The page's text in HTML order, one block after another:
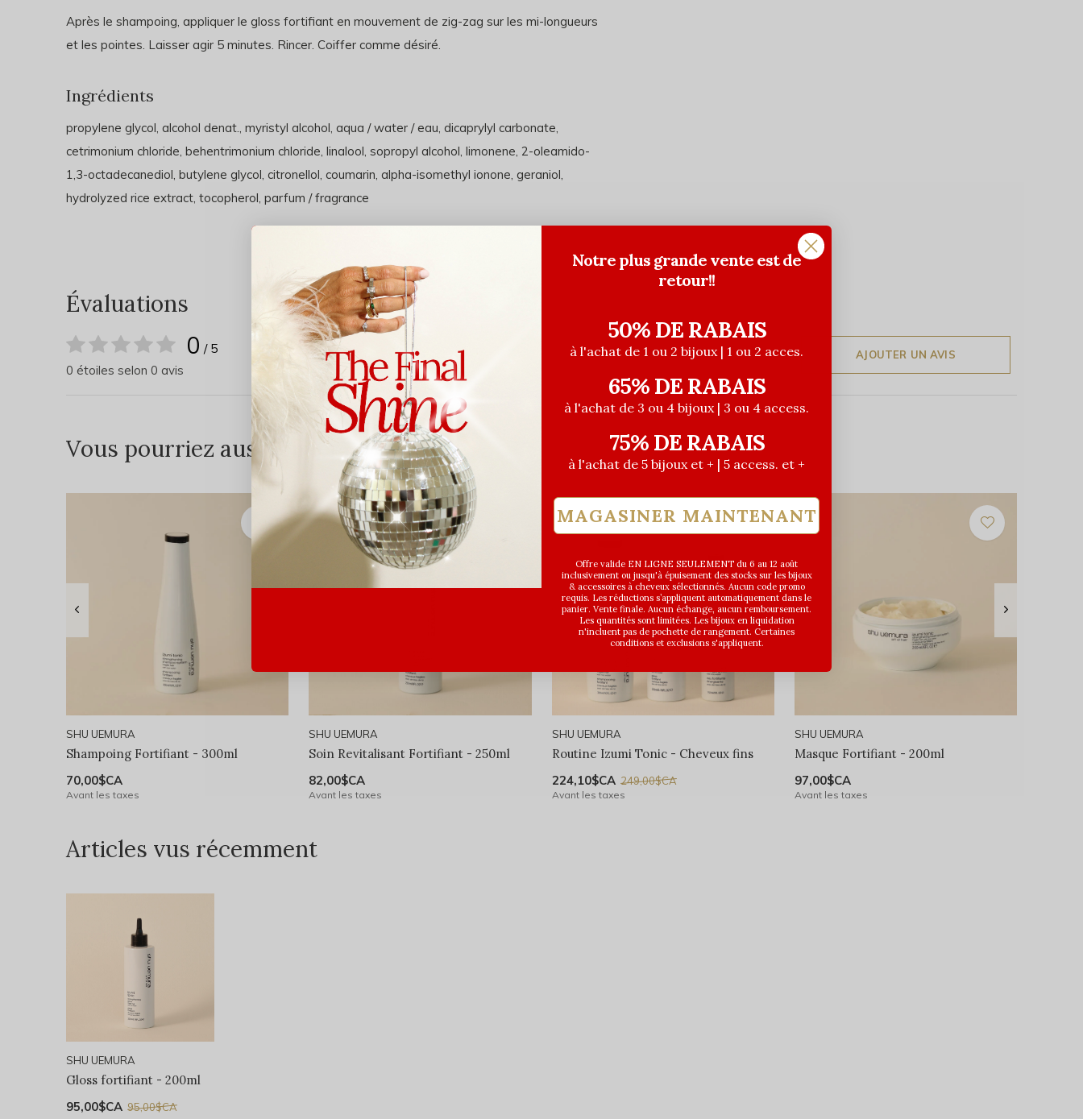
Après le shampoing, appliquer le gloss fortifiant en mouvement de zig-zag sur les mi-longueurs
et les pointes. Laisser agir 5 minutes. Rincer. Coiffer comme désiré.
Ingrédients
propylene glycol, alcohol denat., myristyl alcohol, aqua / water / eau, dicaprylyl carbonate,
cetrimonium chloride, behentrimonium chloride, linalool, sopropyl alcohol, limonene, 2-oleamido-
1,3-octadecanediol, butylene glycol, citronellol, coumarin, alpha-isomethyl ionone, geraniol,
hydrolyzed rice extract, tocopherol, parfum / fragrance
Évaluations
0 / 5
0 étoiles selon 0 avis
AJOUTER UN AVIS
Vous pourriez aussi aimer...
SHU UEMURA
Shampoing Fortifiant - 300ml
70,00$CA
Avant les taxes
SHU UEMURA
Soin Revitalisant Fortifiant - 250ml
82,00$CA
Avant les taxes
SHU UEMURA
Routine Izumi Tonic - Cheveux fins
224,10$CA 249,00$CA
Avant les taxes
SHU UEMURA
Masque Fortifiant - 200ml
97,00$CA
Avant les taxes
Articles vus récemment
SHU UEMURA
Gloss fortifiant - 200ml
95,00$CA 95,00$CA
Notre plus grande vente est de
retour!!
50% DE RABAIS
à l'achat de 1 ou 2 bijoux | 1 ou 2 acces.
65% DE RABAIS
à l'achat de 3 ou 4 bijoux | 3 ou 4 access.
75% DE RABAIS
à l'achat de 5 bijoux et + | 5 access. et +
MAGASINER MAINTENANT
Offre valide EN LIGNE SEULEMENT du 6 au 12 août
inclusivement ou jusqu'à épuisement des stocks sur les bijoux
& accessoires à cheveux sélectionnés. Aucun code promo
requis. Les réductions s’appliquent automatiquement dans le
panier. Vente finale. Aucun échange, aucun remboursement.
Les quantités sont limitées. Les bijoux en liquidation
n'incluent pas de pochette de rangement. Certaines
conditions et exclusions s'appliquent.